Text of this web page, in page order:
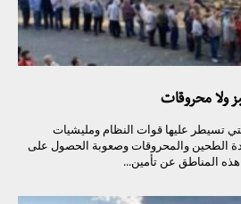
ولا محروقات
تسيطر عليها قوات النظام ومليشيات
الطحين والمحروقات وصعوبة الحصول على
المناطق عن تأمين...